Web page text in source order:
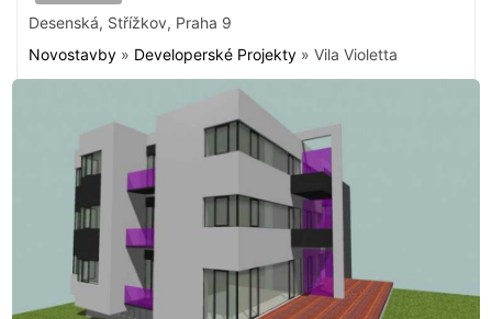
Desenská, Střížkov, Praha 9
Novostavby » Developerské Projekty » Vila Violetta